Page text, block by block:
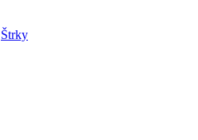
Štrky